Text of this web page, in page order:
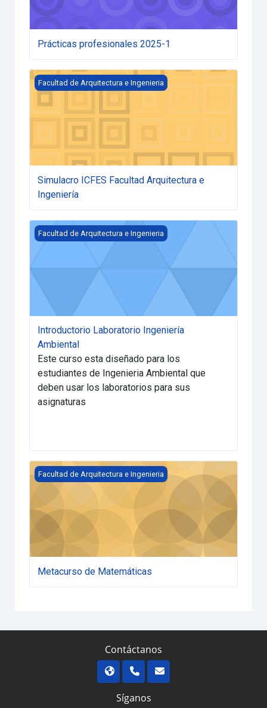
Prácticas profesionales 2025-1
Simulacro ICFES Facultad Arquitectura e Ingeniería
Facultad de Arquitectura e Ingenieria
Simulacro ICFES Facultad Arquitectura e
Ingeniería
Introductorio Laboratorio Ingeniería Ambiental
Facultad de Arquitectura e Ingenieria
Introductorio Laboratorio Ingeniería
Ambiental
Este curso esta diseñado para los
estudiantes de Ingenieria Ambiental que
deben usar los laboratorios para sus
asignaturas
Metacurso de Matemáticas
Facultad de Arquitectura e Ingenieria
Metacurso de Matemáticas
Contáctanos
Síganos